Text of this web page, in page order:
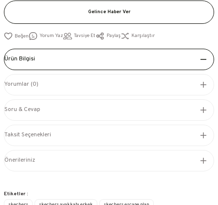
Gelince Haber Ver
Yorum Yaz Tavsiye Et Paylaş Karşılaştır
Ürün Bilgisi
Yorumlar (0)
Soru & Cevap
Taksit Seçenekleri
Önerileriniz
Etiketler :